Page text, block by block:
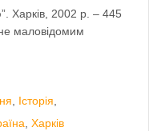
Харків, 2002 р. – 445
маловідомим
, Історія,
, Харків